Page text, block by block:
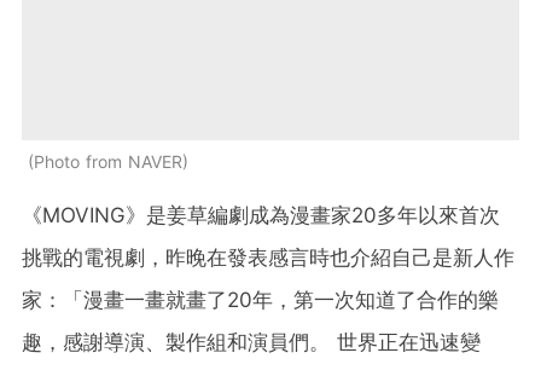
Photo from NAVER
《MOVING》是姜草編劇成為漫畫家20多年以來首次
挑戰的電視劇，昨晚在發表感言時也介紹自己是新人作
家：
「 漫畫一畫就畫了20年，第一次知道了合作的樂
趣，感謝導演、製作組和演員們。 世界正在迅速變